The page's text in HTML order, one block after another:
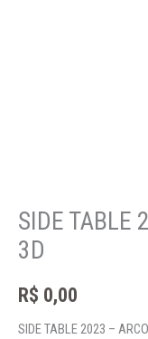
SIDE TABLE
3D
R$ 0,00
SIDE TABLE 2023 –